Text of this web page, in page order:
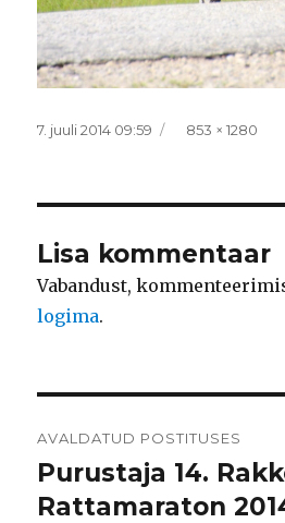
Postitatud
7. juuli 2014 09:59 Täissuurus
853 × 1280
Lisa kommentaar
Vabandust,
logima.
AVALDATUD POSTITUSES
Purustaja 14.
Rattamaraton